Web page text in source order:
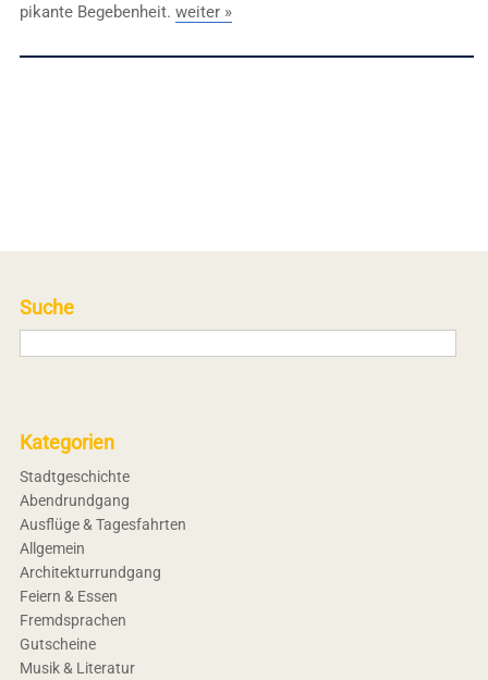
pikante Begebenheit. weiter »
Suche
Kategorien
Stadtgeschichte
Abendrundgang
Ausflüge & Tagesfahrten
Allgemein
Architekturrundgang
Feiern & Essen
Fremdsprachen
Gutscheine
Musik & Literatur